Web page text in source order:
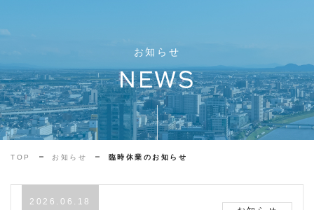
お知らせ
NEWS
TOP お知らせ 臨時休業のお知らせ
2026.06.18